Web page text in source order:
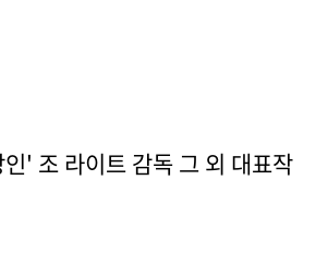
' 조 라이트 감독 그 외 대표작